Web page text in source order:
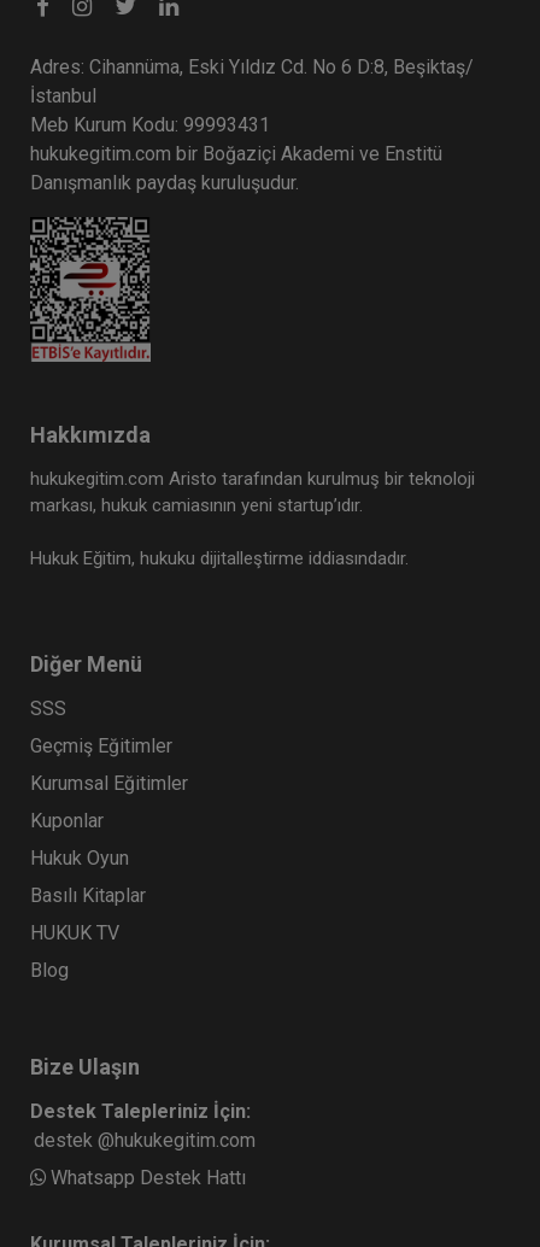
Adres: Cihannüma, Eski Yıldız Cd. No 6 D:8, Beşiktaş/
İstanbul
Meb Kurum Kodu: 99993431
hukukegitim.com bir Boğaziçi Akademi ve Enstitü
Danışmanlık paydaş kuruluşudur.
Hakkımızda
hukukegitim.com Aristo tarafından kurulmuş bir teknoloji
markası, hukuk camiasının yeni startup’ıdır.
Hukuk Eğitim, hukuku dijitalleştirme iddiasındadır.
Diğer Menü
SSS
Geçmiş Eğitimler
Kurumsal Eğitimler
Kuponlar
Hukuk Oyun
Basılı Kitaplar
HUKUK TV
Blog
Bize Ulaşın
Destek Talepleriniz İçin:
destek @hukukegitim.com
Whatsapp Destek Hattı